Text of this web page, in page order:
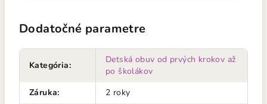
Dodatočné parametre
Kategória:
Detská obuv od prvých krokov až
po školákov
Záruka:
2 roky